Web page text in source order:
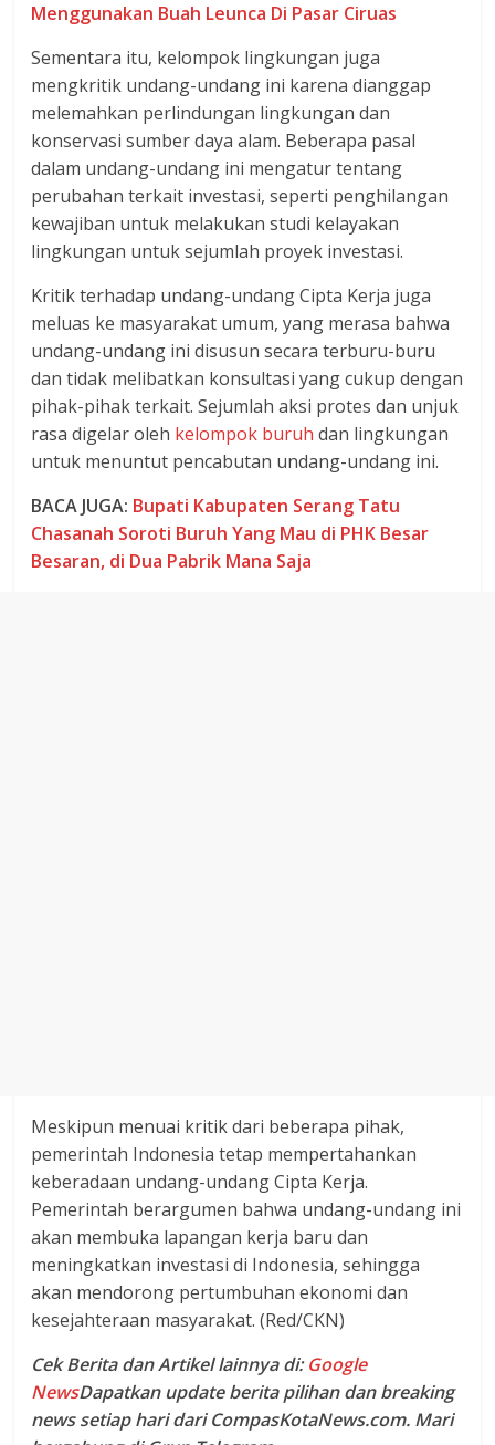
Menggunakan Buah Leunca Di Pasar Ciruas
Sementara itu, kelompok lingkungan juga
mengkritik undang-undang ini karena dianggap
melemahkan perlindungan lingkungan dan
konservasi sumber daya alam. Beberapa pasal
dalam undang-undang ini mengatur tentang
perubahan terkait investasi, seperti penghilangan
kewajiban untuk melakukan studi kelayakan
lingkungan untuk sejumlah proyek investasi.
Kritik terhadap undang-undang Cipta Kerja juga
meluas ke masyarakat umum, yang merasa bahwa
undang-undang ini disusun secara terburu-buru
dan tidak melibatkan konsultasi yang cukup dengan
pihak-pihak terkait. Sejumlah aksi protes dan unjuk
rasa digelar oleh kelompok buruh dan lingkungan
untuk menuntut pencabutan undang-undang ini.
BACA JUGA: Bupati Kabupaten Serang Tatu
Chasanah Soroti Buruh Yang Mau di PHK Besar
Besaran, di Dua Pabrik Mana Saja
Meskipun menuai kritik dari beberapa pihak,
pemerintah Indonesia tetap mempertahankan
keberadaan undang-undang Cipta Kerja.
Pemerintah berargumen bahwa undang-undang ini
akan membuka lapangan kerja baru dan
meningkatkan investasi di Indonesia, sehingga
akan mendorong pertumbuhan ekonomi dan
kesejahteraan masyarakat. (Red/CKN)
Cek Berita dan Artikel lainnya di:Google
NewsDapatkan update berita pilihan dan breaking
news setiap hari dari CompasKotaNews.com. Mari